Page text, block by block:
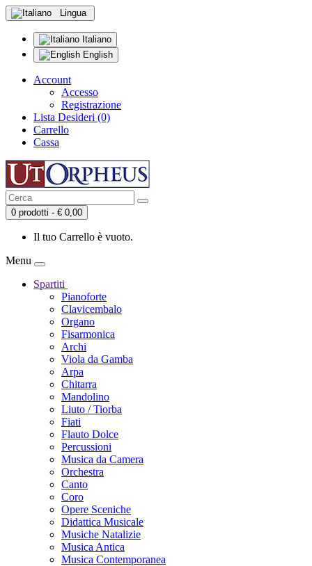
Lingua
Italiano
English
Account
Accesso
Registrazione
Lista Desideri (0)
Carrello
Cassa
0 prodotti - € 0,00
Il tuo Carrello è vuoto.
Menu
Spartiti
Pianoforte
Clavicembalo
Organo
Fisarmonica
Archi
Viola da Gamba
Arpa
Chitarra
Mandolino
Liuto / Tiorba
Fiati
Flauto Dolce
Percussioni
Musica da Camera
Orchestra
Canto
Coro
Opere Sceniche
Didattica Musicale
Musiche Natalizie
Musica Antica
Musica Contemporanea